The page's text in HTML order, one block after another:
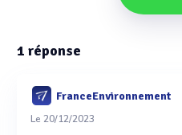
1 réponse
FranceEnvironnement
Le 20/12/2023